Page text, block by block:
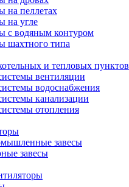
на пеллетах
на угле
с водяным контуром
шахтного типа
и тепловых пунктов
вентиляции
водоснабжения
канализации
отопления
завесы
завесы